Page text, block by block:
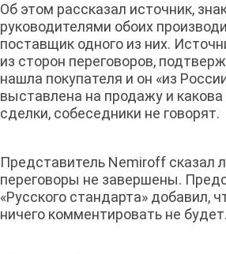
Об этом рассказал источник,
руководителями обоих
поставщик одного из них.
из сторон переговоров,
нашла покупателя и он «из
выставлена на продажу и
сделки, собеседники не говорят.
Представитель Nemiroff сказал
переговоры не завершены.
«Русского стандарта» добавил,
ничего комментировать не будет.